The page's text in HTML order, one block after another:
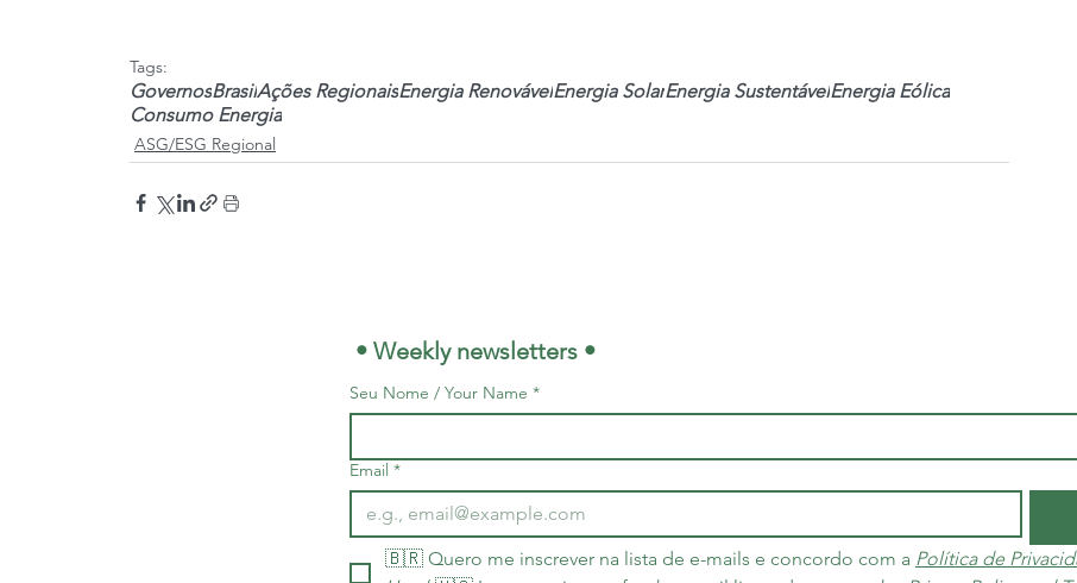
Tags:
GovernosBrasilAções RegionaisEnergia RenovávelEnergia SolarEnergia SustentávelEnergia Eólica
Consumo Energia
ASG/ESG Regional
• Weekly newsletters •
Seu Nome / Your Name *
Email *
🇧🇷 Quero me inscrever na lista de e-mails e concordo com a Política de